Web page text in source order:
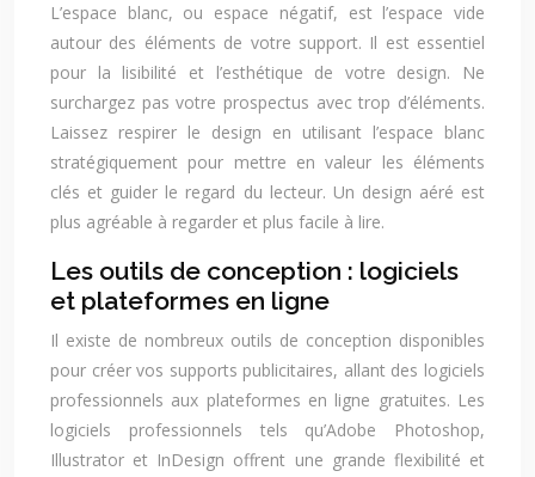
L’espace blanc, ou espace négatif, est l’espace vide
autour des éléments de votre support. Il est essentiel
pour la lisibilité et l’esthétique de votre design. Ne
surchargez pas votre prospectus avec trop d’éléments.
Laissez respirer le design en utilisant l’espace blanc
stratégiquement pour mettre en valeur les éléments
clés et guider le regard du lecteur. Un design aéré est
plus agréable à regarder et plus facile à lire.
Les outils de conception : logiciels
et plateformes en ligne
Il existe de nombreux outils de conception disponibles
pour créer vos supports publicitaires, allant des logiciels
professionnels aux plateformes en ligne gratuites. Les
logiciels professionnels tels qu’Adobe Photoshop,
Illustrator et InDesign offrent une grande flexibilité et